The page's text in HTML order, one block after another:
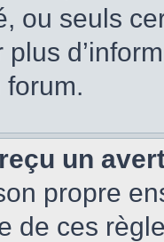
ou seuls
un
propre
de ces